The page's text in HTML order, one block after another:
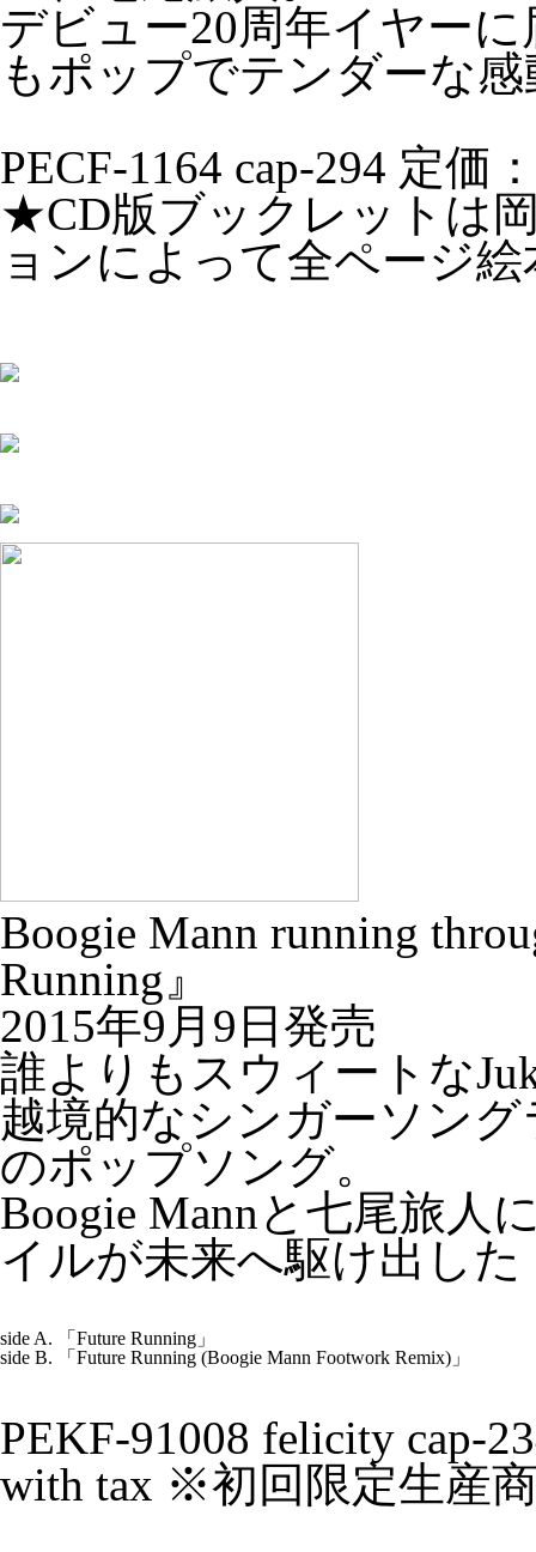
デビュー20周年イヤー
もポップでテンダーな
PECF-1164 cap-294 定価
★CD版ブックレットは
ョンによって全ページ絵
Boogie Mann running
Running』
2015年9月9日発売
誰よりもスウィートな
越境的なシンガーソン
のポップソング。
Boogie Mannと七尾旅人
イルが未来へ駆け出した
side A. 「Future Running」
side B. 「Future Running (Boogie Mann Footwork Remix)」
PEKF-91008 felicity cap-
with tax ※初回限定生産